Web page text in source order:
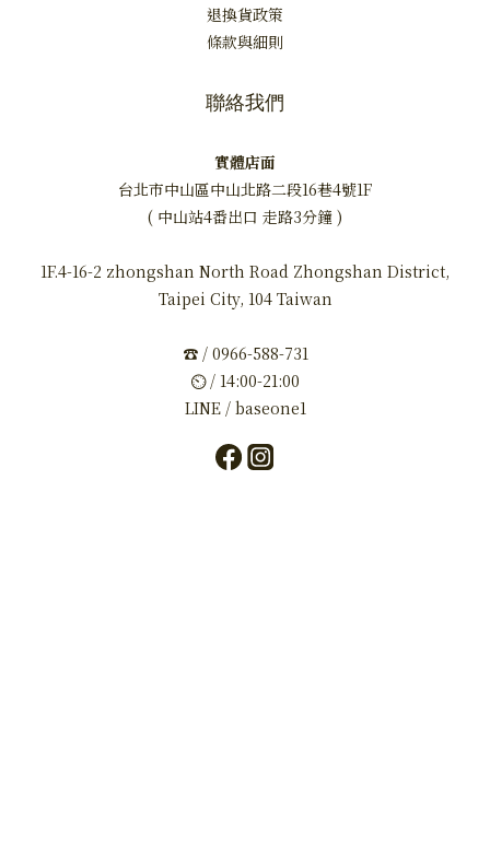
退換貨政策
條款與細則
聯絡我們
實體店面
台北市中山區中山北路二段16巷4號1F
( 中山站4番出口 走路3分鐘 )
1F.4-16-2 zhongshan North Road Zhongshan District,
Taipei City, 104 Taiwan
☎ / 0966-588-731
⏲ / 14:00-21:00
LINE / baseone1